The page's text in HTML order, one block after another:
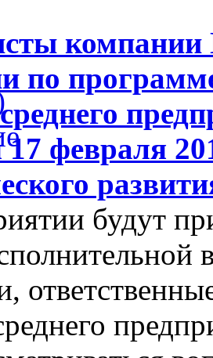
по
17 февраля
будут